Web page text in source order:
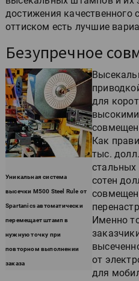
достижения
оттиском есть лучшие
Безупречное
Уникальная система
высечки M500 Steel Rule от
Spartanics автоматически
перемещает штамп в
нужную точку при
повторном выполнении
заказа
для
Как
тыс.
стальных
сотен
Именно
от
для